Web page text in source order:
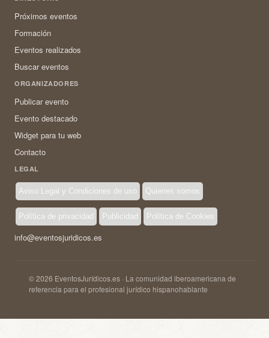
Próximos eventos
Formación
Eventos realizados
Buscar eventos
ORGANIZADORES
Publicar evento
Evento destacado
Widget para tu web
Contacto
LEGAL
Aviso Legal y Condiciones de uso Quienes somos
Política de privacidad Publicidad Política de Cookies
info@eventosjuridicos.es
© 2026 EventosJurídicos.es · La comunidad iberoamericana de
referencia para el profesional jurídico hispanohablante